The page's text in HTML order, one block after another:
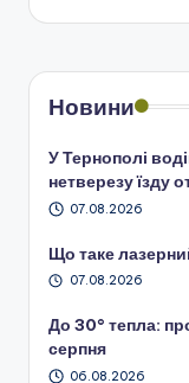
Новини
У Тернополі
нетверезу їзду
07.08.2026
Що таке
07.08.2026
До 30° тепла:
серпня
06.08.2026